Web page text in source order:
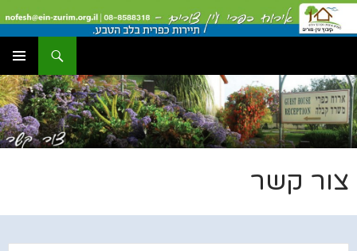
תפריט
ראשי
צור קשר